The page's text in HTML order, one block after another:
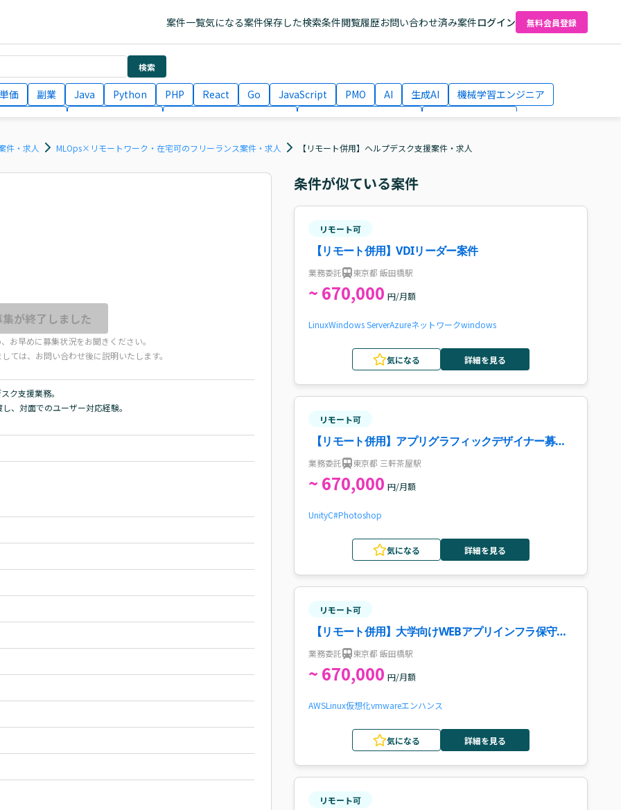
案件一覧気になる案件保存した検索条件閲覧履歴お問い合わせ済み案件ログイン 無料会員登録
検索
価 副業 Java Python PHP React Go JavaScript PMO AI 生成AI
機械学習エンジニア
月収100万円 業務委託
Laravel
件・求人 MLOps×リモートワーク・在宅可のフリーランス案件・求人 【リモート併用】ヘルプデスク支援案件・求人
が終了しました
お早めに募集状況をお聞きください。
ては、お問い合わせ後に説明いたします。
ク支援業務。
、対面でのユーザー対応経験。
条件が似ている案件
リモート可
【リモート併用】VDIリーダー案件
業務委託 東京都 飯田橋駅
~ 670,000 円/月額
LinuxWindows ServerAzureネットワークwindows
気になる 詳細を見る
リモート可
【リモート併用】アプリグラフィックデザイナー募集
案件・求人
業務委託 東京都 三軒茶屋駅
~ 670,000 円/月額
UnityC#Photoshop
気になる 詳細を見る
リモート可
【リモート併用】大学向けWEBアプリインフラ保守運
用案件・求人
業務委託 東京都 飯田橋駅
~ 670,000 円/月額
AWSLinux仮想化vmwareエンハンス
気になる 詳細を見る
リモート可